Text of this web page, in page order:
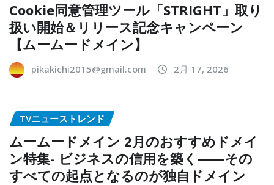
Cookie同意管理ツール「STRIGHT」取り
扱い開始＆リリース記念キャンペーン
【ムームードメイン】
pikakichi2015@gmail.com 2月 17, 2026
TVニューストレンド
ムームードメイン 2月のおすすめドメイ
ン特集- ビジネスの信用を築く――その
すべての起点となるのが独自ドメイン